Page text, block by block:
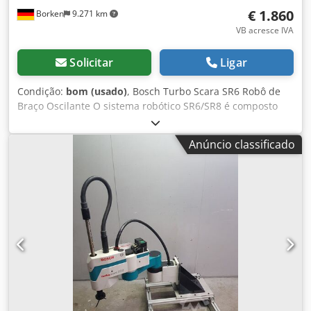
Borken 9.271 km € 1.860
VB acresce IVA
Solicitar Ligar
Condição: bom (usado), Bosch Turbo Scara SR6 Robô de
Braço Oscilante O sistema robótico SR6/SR8 é composto
por uma mecânica robusta com quatro eixos livremente
programáveis. Graças à sua alta velocidade e capacidade
de carga (até 8 kg), este robô é ideal para tarefas de
montagem e rápidas operações de pick & place. Os
modelos turboscara SR6 e SR8 são robôs SCARA de quatro
eixos com as seguintes vantagens: • Tempo de ciclo
mínimo com máxima precisão • Grande área de trabalho e
diferentes cursos de elevação • Interfaces mecânicas
definidas • Controle por PC com diversas possibilidades de
comunicação • Conforme normas internacionais •
Tecnologia de acionamento sem escovas, reduzindo a
necessidade de manutenção • Instalação integrada para o
usuário, opcional: garra para conexão com Tool Connector
Anúncio classificado